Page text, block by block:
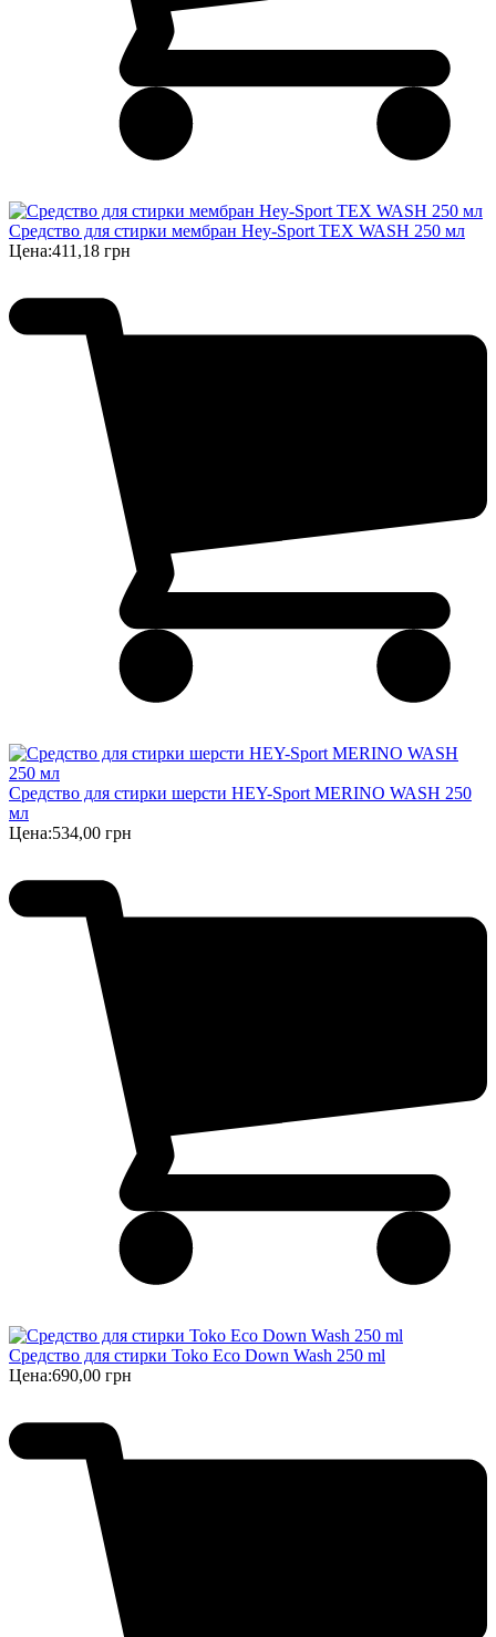
Средство для стирки мембран Hey-Sport TEX WASH 250 мл
Цена:411,18 грн
Cредство для стирки шерсти HEY-Sport MERINO WASH 250
мл
Цена:534,00 грн
Средство для стирки Toko Eco Down Wash 250 ml
Цена:690,00 грн